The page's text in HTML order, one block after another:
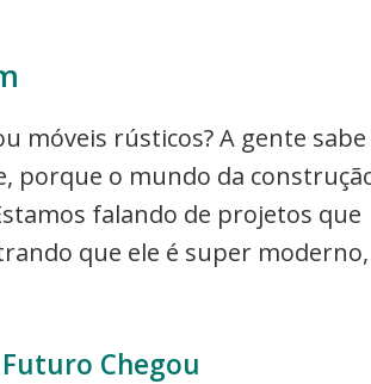
móveis rústicos? A gente sabe
porque o mundo da
falando de projetos que
que ele é super moderno,
Chegou